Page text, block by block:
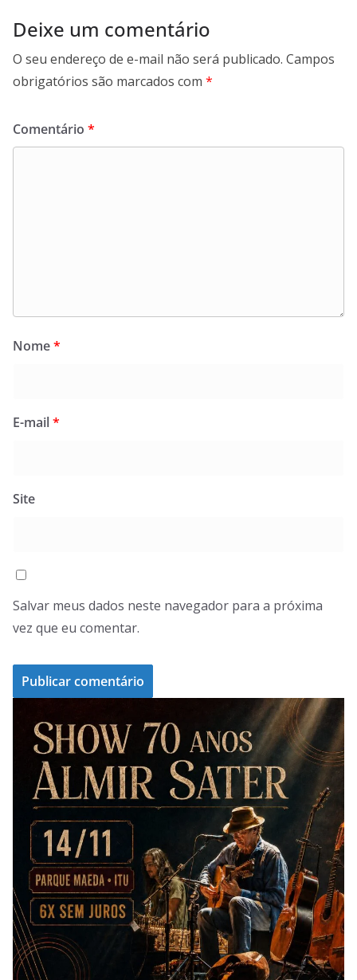
Deixe um comentário
O seu endereço de e-mail não será publicado. Campos
obrigatórios são marcados com *
Comentário *
Nome*
E-mail*
Site
Salvar meus dados neste navegador para a próxima
vez que eu comentar.